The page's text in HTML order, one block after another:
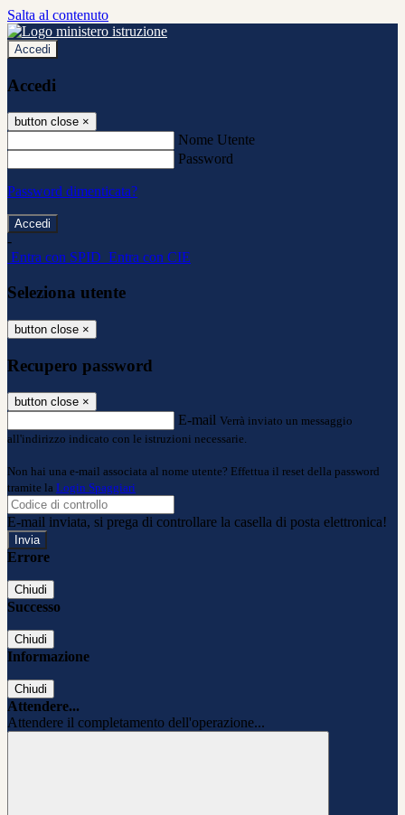
Salta al contenuto
Accedi
Accedi
button close ×
Nome Utente
Password
Password dimenticata?
-
Entra con SPID Entra con CIE
Seleziona utente
button close ×
Recupero password
button close ×
E-mail Verrà inviato un messaggio
all'indirizzo indicato con le istruzioni necessarie.
Non hai una e-mail associata al nome utente? Effettua il reset della password
tramite la Login Spaggiari
E-mail inviata, si prega di controllare la casella di posta elettronica!
Errore
Chiudi
Successo
Chiudi
Informazione
Chiudi
Attendere...
Attendere il completamento dell'operazione...